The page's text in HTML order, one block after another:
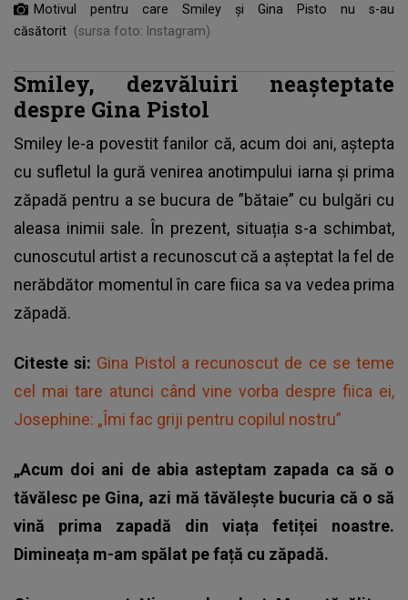
Motivul pentru care Smiley și Gina Pisto nu s-au
căsătorit (sursa foto: Instagram)
Smiley, dezvăluiri neașteptate
despre Gina Pistol
Smiley le-a povestit fanilor că, acum doi ani, aștepta
cu sufletul la gură venirea anotimpului iarna și prima
zăpadă pentru a se bucura de ”bătaie” cu bulgări cu
aleasa inimii sale. În prezent, situația s-a schimbat,
cunoscutul artist a recunoscut că a așteptat la fel de
nerăbdător momentul în care fiica sa va vedea prima
zăpadă.
Citeste si: Gina Pistol a recunoscut de ce se teme
cel mai tare atunci când vine vorba despre fiica ei,
Josephine: „Îmi fac griji pentru copilul nostru”
„Acum doi ani de abia asteptam zapada ca să o
tăvălesc pe Gina, azi mă tăvălește bucuria că o să
vină prima zapadă din viața fetiței noastre.
Dimineața m-am spălat pe față cu zăpadă.